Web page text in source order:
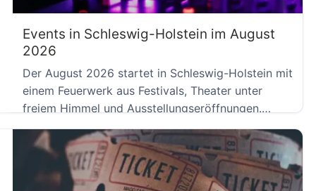
Events in Schleswig-Holstein im August
2026
Der August 2026 startet in Schleswig-Holstein mit
einem Feuerwerk aus Festivals, Theater unter
freiem Himmel und Ausstellungseröffnungen.
Während […]